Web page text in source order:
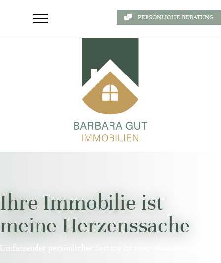
PERSÖNLICHE BERATUNG
Ihre Immobilie ist
meine Herzenssache
Umfassender persönlicher Service ist mein Aushängeschild